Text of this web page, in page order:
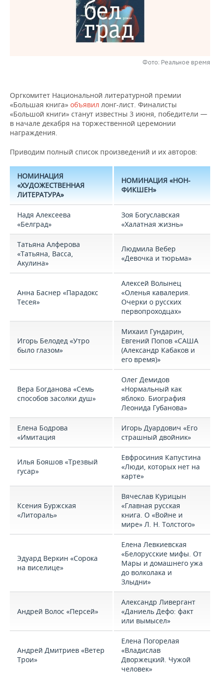
РОЗНИЧНАЯ ТОРГОВЛЯ
НОВОСТИ ТЕХНОЛОГИЙ
НОВОСТИ МЕРОПРИЯТИЙ
ONLINE-КОНФЕРЕНЦИИ
ОТКРЫТАЯ ЛЕКЦИЯ
ХОККЕЙ
БАСКЕТБОЛ
ВОЛЕЙБОЛ
КИБЕРСПОРТ
ФИГУРНОЕ КАТАНИЕ
ВОДНЫЕ ВИДЫ СПОРТА
ХОККЕЙ С МЯЧОМ
ВЛАСТЬ
ИНФРАСТРУКТУРА
ИСТОРИЯ
КУЛЬТУРА
МЕДИЦИНА
ОБРАЗОВАНИЕ
ПРОИСШЕСТВИЯ
СЮЖЕТЫ
СПРАВОЧНИК
СПИСОК ПЕРСОН
СПИСОК КОМПАНИЙ
ПОЛНАЯ ВЕРСИЯ
Фото: Реальное время
Оргкомитет Национальной литературной премии
«Большая книга» объявил лонг-лист. Финалисты
«Большой книги» станут известны 3 июня, победители —
в начале декабря на торжественной церемонии
награждения.
Приводим полный список произведений и их авторов:
НОМИНАЦИЯ
«ХУДОЖЕСТВЕННАЯ
ЛИТЕРАТУРА»
НОМИНАЦИЯ «НОН-
ФИКШЕН»
Надя Алексеева
«Белград»
Зоя Богуславская
«Халатная жизнь»
Татьяна Алферова
«Татьяна, Васса,
Акулина»
Людмила Вебер
«Девочка и тюрьма»
Анна Баснер «Парадокс
Тесея»
Алексей Волынец
«Оленья кавалерия.
Очерки о русских
первопроходцах»
Игорь Белодед «Утро
было глазом»
Михаил Гундарин,
Евгений Попов «САША
(Александр Кабаков и
его время)»
Вера Богданова «Семь
способов засолки душ»
Олег Демидов
«Нормальный как
яблоко. Биография
Леонида Губанова»
Елена Бодрова
«Имитация
Игорь Дуардович «Его
страшный двойник»
Илья Бояшов «Трезвый
гусар»
Евфросиния Капустина
«Люди, которых нет на
карте»
Ксения Буржская
«Литораль»
Вячеслав Курицын
«Главная русская
книга. О «Войне и
мире» Л. Н. Толстого»
Эдуард Веркин «Сорока
на виселице»
Елена Левкиевская
«Белорусские мифы. От
Мары и домашнего ужа
до волколака и
Злыдни»
Андрей Волос «Персей»
Александр Ливергант
«Даниель Дефо: факт
или вымысел»
Андрей Дмитриев «Ветер
Трои»
Елена Погорелая
«Владислав
Дворжецкий. Чужой
человек»